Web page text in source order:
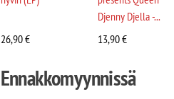
26,90€
Djenny Djella -...
13,90€
Ennakkomyynnissä